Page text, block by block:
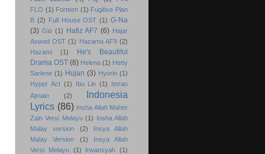
FLO (1) Forteen (1) Fugitive Plan
B (2) Full House OST (1) G-Na
(3) Gio (1) Hafiz AF7 (6) Hajar
Aswad OST (1) Hazama AF9 (2)
Hazami
(1)
He's Beautiful
Drama OST (8) Helena (1) Hetty
Sarlene (1) Hujan (3) Hyorin (1)
Hyper Act (1) Ibu Lin (1)
Imran
Ajmain
(2)
Indonesia
Lyrics (86) Insha Allah Maher
Zain Versi Melayu (1) Insha Allah
Malay version
(2)
Insya Allah
Malay Version
(1)
Insya Allah
Versi Melayu
(1) Irwansyah (1)